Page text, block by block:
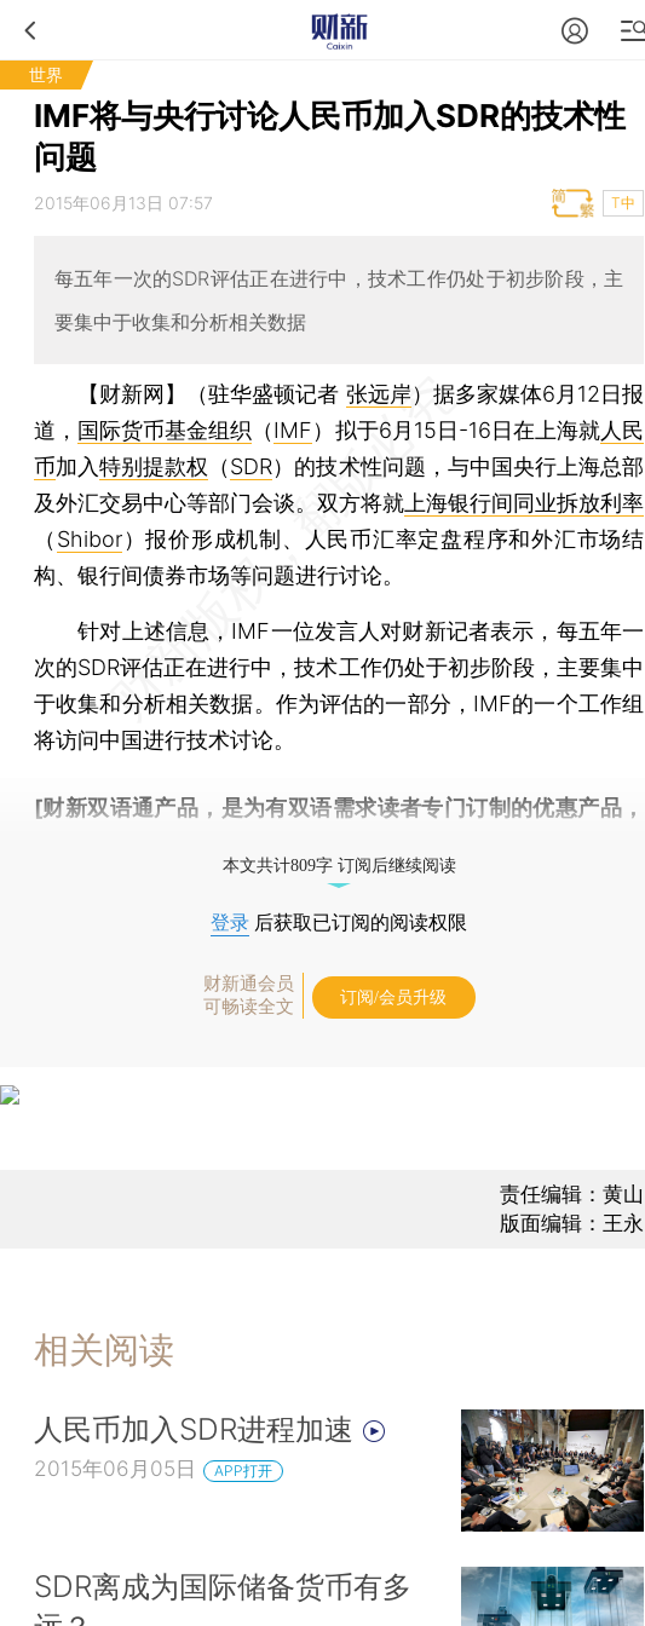
世界
IMF将与央行讨论人民币加入SDR的技术性
问题
2015年06月13日 07:57 T中
每五年一次的SDR评估正在进行中，技术工作仍处于初步阶段，主
要集中于收集和分析相关数据
【财新网】（驻华盛顿记者 张远岸） 据多家媒体6月12日报
道， 国际货币基金组织 （IMF）拟于6月15日-16日在上海就人民
币加入特别提款权 （SDR）的技术性问题，与中国央行上海总部
及外汇交易中心等部门会谈。双方将就 上海银行间同业拆放利率
（ Shibor）报价形成机制、人民币汇率定盘程序和外汇市场结
构、银行间债券市场等问题进行讨论。
针对上述信息，IMF一位发言人对财新记者表示，每五年一
次的SDR评估正在进行中，技术工作仍处于初步阶段，主要集中
于收集和分析相关数据。作为评估的一部分，IMF的一个工作组
将访问中国进行技术讨论。
[财新双语通产品，是为有双语需求读者专门订制的优惠产品，
本文共计809字 订阅后继续阅读
登录 后获取已订阅的阅读权限
财新通会员
可畅读全文
订阅/会员升级
责任编辑：黄山
版面编辑：王永
相关阅读
人民币加入SDR进程加速
2015年06月05日 APP打开
SDR离成为国际储备货币有多